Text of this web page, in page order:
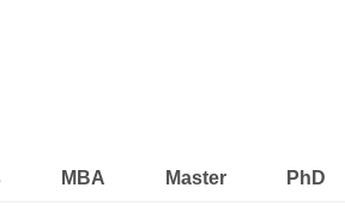
MBA Master PhD